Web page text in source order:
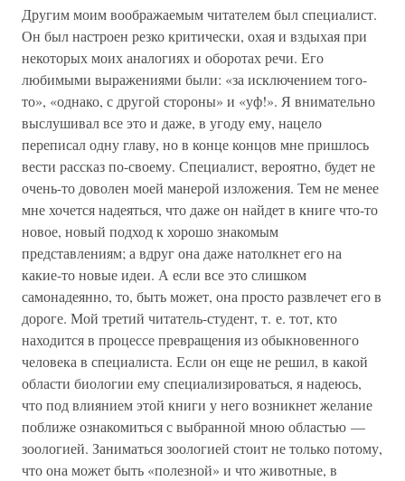
Другим моим воображаемым читателем был специалист.
Он был настроен резко критически, охая и вздыхая при
некоторых моих аналогиях и оборотах речи. Его
любимыми выражениями были: «за исключением того-
то», «однако, с другой стороны» и «уф!». Я внимательно
выслушивал все это и даже, в угоду ему, нацело
переписал одну главу, но в конце концов мне пришлось
вести рассказ по-своему. Специалист, вероятно, будет не
очень-то доволен моей манерой изложения. Тем не менее
мне хочется надеяться, что даже он найдет в книге что-то
новое, новый подход к хорошо знакомым
представлениям; а вдруг она даже натолкнет его на
какие-то новые идеи. А если все это слишком
самонадеянно, то, быть может, она просто развлечет его в
дороге. Мой третий читатель-студент, т. е. тот, кто
находится в процессе превращения из обыкновенного
человека в специалиста. Если он еще не решил, в какой
области биологии ему специализироваться, я надеюсь,
что под влиянием этой книги у него возникнет желание
поближе ознакомиться с выбранной мною областью —
зоологией. Заниматься зоологией стоит не только потому,
что она может быть «полезной» и что животные, в